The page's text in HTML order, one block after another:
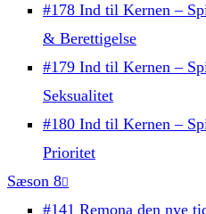
#178 Ind til Kernen –
& Berettigelse
#179 Ind til Kernen –
Seksualitet
#180 Ind til Kernen –
Prioritet
Sæson 8
#141 Remona den nye